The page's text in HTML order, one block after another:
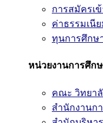
การสมัครเ
ค่าธรรมเนี
ทุนการศึกษ
หน่วยงานการศึก
คณะ วิทยา
สำนักงานก